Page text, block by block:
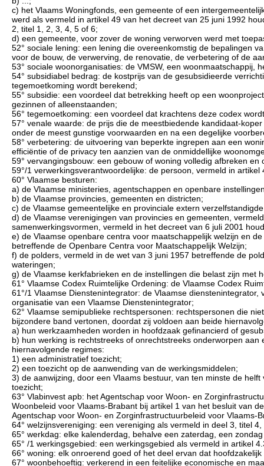
c) het Vlaams Woningfonds, een gemeente of een
werd als vermeld in artikel 49 van het decreet van 25 juni 1992
2, titel 1, 2, 3, 4, 5 of 6;
d) een gemeente, voor zover de woning verworven werd met
52° sociale lening: een lening die overeenkomstig de bepalingen
voor de bouw, de verwerving, de renovatie, de verbetering of de
53° sociale woonorganisaties: de VMSW, een woonmaatschappij,
54° subsidiabel bedrag: de kostprijs van de gesubsidieerde
tegemoetkoming wordt berekend;
55° subsidie: een voordeel dat betrekking heeft op een
gezinnen of alleenstaanden;
56° tegemoetkoming: een voordeel dat krachtens deze codex
57° venale waarde: de prijs die de meestbiedende kandidaat-
onder de meest gunstige voorwaarden en na een degelijke
58° verbetering: de uitvoering van beperkte ingrepen aan een
efficiëntie of de privacy ten aanzien van de onmiddellijke
59° vervangingsbouw: een gebouw of woning volledig afbreken
59°/1 verwerkingsverantwoordelijke: de persoon, vermeld in
60° Vlaamse besturen:
a) de Vlaamse ministeries, agentschappen en openbare
b) de Vlaamse provincies, gemeenten en districten;
c) de Vlaamse gemeentelijke en provinciale extern
d) de Vlaamse verenigingen van provincies en gemeenten,
samenwerkingsvormen, vermeld in het decreet van 6 juli 2001
e) de Vlaamse openbare centra voor maatschappelijk welzijn en
betreffende de Openbare Centra voor Maatschappelijk Welzijn;
f) de polders, vermeld in de wet van 3 juni 1957 betreffende de
wateringen;
g) de Vlaamse kerkfabrieken en de instellingen die belast zijn
61° Vlaamse Codex Ruimtelijke Ordening: de Vlaamse Codex
61°/1 Vlaamse Dienstenintegrator: de Vlaamse
organisatie van een Vlaamse Dienstenintegrator;
62° Vlaamse semipublieke rechtspersonen: rechtspersonen die
bijzondere band vertonen, doordat zij voldoen aan beide
a) hun werkzaamheden worden in hoofdzaak gefinancierd of
b) hun werking is rechtstreeks of onrechtstreeks onderworpen
hiernavolgende regimes:
1) een administratief toezicht;
2) een toezicht op de aanwending van de werkingsmiddelen;
3) de aanwijzing, door een Vlaams bestuur, van ten minste de
toezicht;
63° Vlabinvest apb: het Agentschap voor Woon- en
Woonbeleid voor Vlaams-Brabant bij artikel 1 van het besluit van
Agentschap voor Woon- en Zorginfrastructuurbeleid voor
64° welzijnsvereniging: een vereniging als vermeld in deel 3, titel
65° werkdag: elke kalenderdag, behalve een zaterdag, een
65° /1 werkingsgebied: een werkingsgebied als vermeld in artikel
66° woning: elk onroerend goed of het deel ervan dat
67° woonbehoeftig: verkerend in een feitelijke economische en